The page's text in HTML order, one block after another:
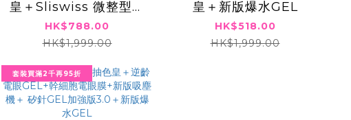
皇＋Sliswiss 微整型套
裝 1＋2 （填充精華＋V
面小顏精華）
HK$788.00
HK$1,999.00
皇＋新版爆水GEL
HK$518.00
HK$1,999.00
套裝買滿2千再95折